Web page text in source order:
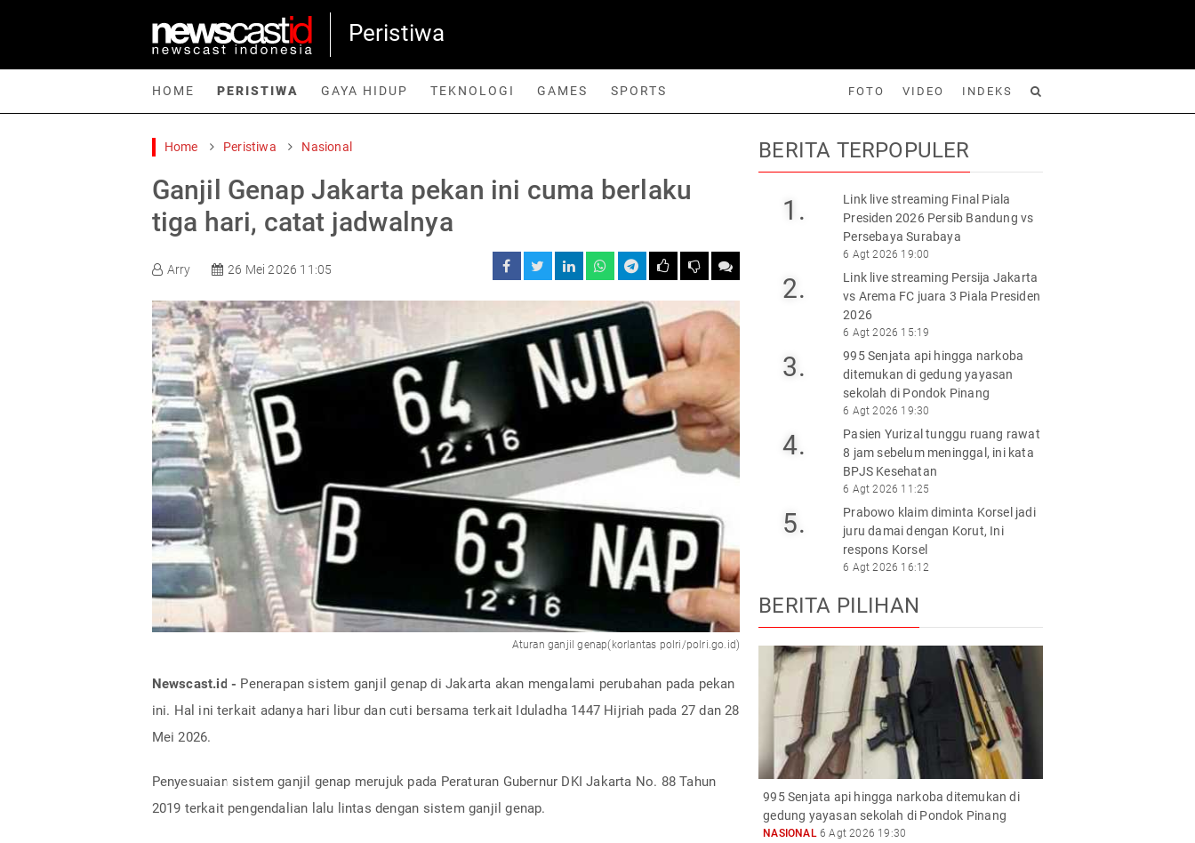
Peristiwa
HOME PERISTIWA GAYA HIDUP TEKNOLOGI GAMES SPORTS FOTO VIDEO INDEKS
Gaya Hidup
Foto
Home Peristiwa Nasional
Ganjil Genap Jakarta pekan ini cuma berlaku
tiga hari, catat jadwalnya
Arry 26 Mei 2026 11:05
Aturan ganjil genap(korlantas polri/polri.go.id)
Newscast.id - Penerapan sistem ganjil genap di Jakarta akan mengalami perubahan pada pekan
ini. Hal ini terkait adanya hari libur dan cuti bersama terkait Iduladha 1447 Hijriah pada 27 dan 28
Mei 2026.
Penyesuaian sistem ganjil genap merujuk pada Peraturan Gubernur DKI Jakarta No. 88 Tahun
2019 terkait pengendalian lalu lintas dengan sistem ganjil genap.
BERITA TERPOPULER
1.
Link live streaming Final Piala
Presiden 2026 Persib Bandung vs
Persebaya Surabaya
6 Agt 2026 19:00
2.
Link live streaming Persija Jakarta
vs Arema FC juara 3 Piala Presiden
2026
6 Agt 2026 15:19
3.
995 Senjata api hingga narkoba
ditemukan di gedung yayasan
sekolah di Pondok Pinang
6 Agt 2026 19:30
4.
Pasien Yurizal tunggu ruang rawat
8 jam sebelum meninggal, ini kata
BPJS Kesehatan
6 Agt 2026 11:25
5.
Prabowo klaim diminta Korsel jadi
juru damai dengan Korut, Ini
respons Korsel
6 Agt 2026 16:12
BERITA PILIHAN
995 Senjata api hingga narkoba ditemukan di
gedung yayasan sekolah di Pondok Pinang
NASIONAL6 Agt 2026 19:30